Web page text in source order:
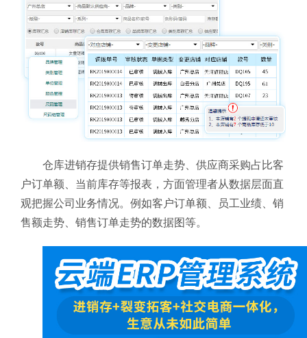
仓库进销存提供销售订单走势、供应商采购占比客
户订单额、当前库存等报表，方面管理者从数据层面直
观把握公司业务情况。例如客户订单额、员工业绩、销
售额走势、销售订单走势的数据图等。